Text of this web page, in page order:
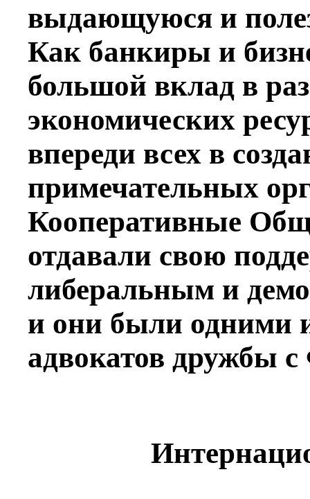
выдающуюся и
Как банкиры и
большой вклад в
экономических
впереди всех в
примечательных
Кооперативные
отдавали свою
либеральным и
и они были одними
адвокатов дружбы